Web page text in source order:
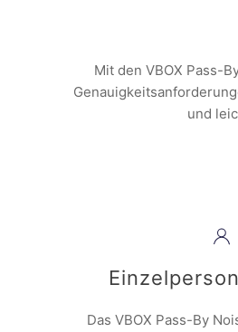
Mit den VBOX Pass-
und
Das VBOX Pass-By